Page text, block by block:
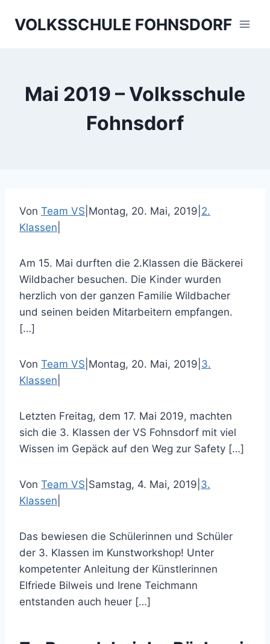
VOLKSSCHULE FOHNSDORF
Mai 2019 – Volksschule
Fohnsdorf
Von Team VS Montag, 20. Mai, 2019 2.
Klassen
Am 15. Mai durften die 2.Klassen die Bäckerei
Wildbacher besuchen. Die Kinder wurden
herzlich von der ganzen Familie Wildbacher
und seinen beiden Mitarbeitern empfangen.
[…]
Von Team VS Montag, 20. Mai, 2019 3.
Klassen
Letzten Freitag, dem 17. Mai 2019, machten
sich die 3. Klassen der VS Fohnsdorf mit viel
Wissen im Gepäck auf den Weg zur Safety […]
Von Team VS Samstag, 4. Mai, 2019 3.
Klassen
Das bewiesen die Schülerinnen und Schüler
der 3. Klassen im Kunstworkshop! Unter
kompetenter Anleitung der Künstlerinnen
Elfriede Bilweis und Irene Teichmann
entstanden auch heuer […]